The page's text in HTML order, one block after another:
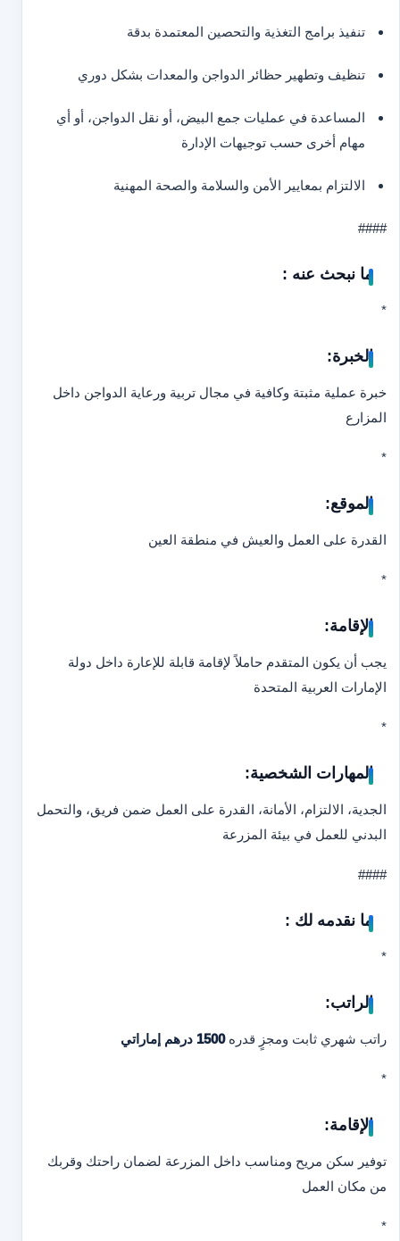
تنفيذ برامج التغذية والتحصين المعتمدة بدقة
تنظيف وتطهير حظائر الدواجن والمعدات بشكل دوري
المساعدة في عمليات جمع البيض، أو نقل الدواجن، أو أي
مهام أخرى حسب توجيهات الإدارة
الالتزام بمعايير الأمن والسلامة والصحة المهنية
####
ما نبحث عنه :
*
الخبرة:
خبرة عملية مثبتة وكافية في مجال تربية ورعاية الدواجن داخل
المزارع
*
الموقع:
القدرة على العمل والعيش في منطقة العين
*
الإقامة:
يجب أن يكون المتقدم حاملاً لإقامة قابلة للإعارة داخل دولة
الإمارات العربية المتحدة
*
المهارات الشخصية:
الجدية، الالتزام، الأمانة، القدرة على العمل ضمن فريق، والتحمل
البدني للعمل في بيئة المزرعة
####
ما نقدمه لك :
*
الراتب:
راتب شهري ثابت ومجزٍ قدره1500 درهم إماراتي
*
الإقامة:
توفير سكن مريح ومناسب داخل المزرعة لضمان راحتك وقربك
من مكان العمل
*